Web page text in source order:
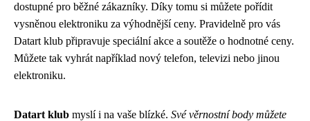
dostupné pro běžné zákazníky. Díky tomu si můžete pořídit
vysněnou elektroniku za výhodnější ceny. Pravidelně pro vás
Datart klub připravuje speciální akce a soutěže o hodnotné ceny.
Můžete tak vyhrát například nový telefon, televizi nebo jinou
elektroniku.
Datart klub myslí i na vaše blízké. Své věrnostní body můžete